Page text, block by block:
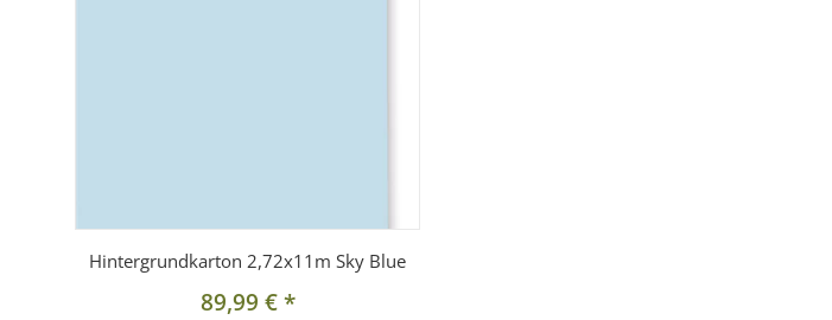
Hintergrundkarton 2,72x11m Sky Blue
89,99 €*